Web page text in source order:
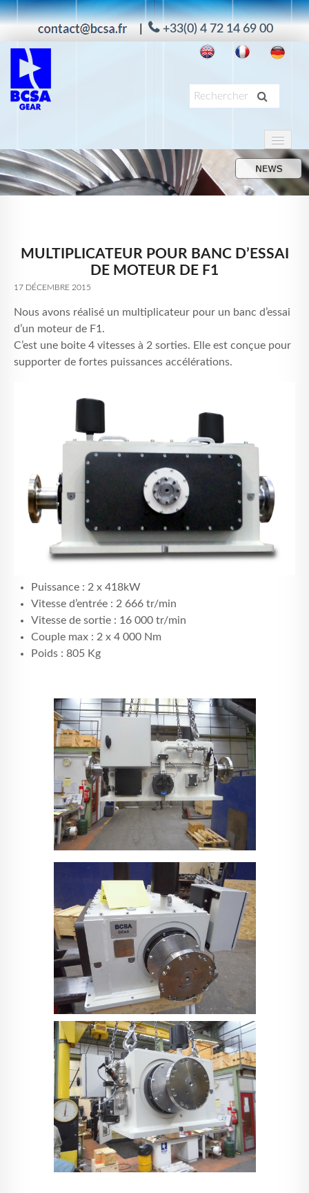
+33(0) 4 72 14 69 00
APPLICATIONS
SERVICES
MAAG
RECRUTEMENT
CONTACT
MULTIPLICATEUR POUR BANC D’ESSAI
DE MOTEUR DE F1
17 DÉCEMBRE 2015
Nous avons réalisé un multiplicateur pour un banc d’essai
d’un moteur de F1.
C’est une boite 4 vitesses à 2 sorties. Elle est conçue pour
supporter de fortes puissances accélérations.
Puissance : 2 x 418kW
Vitesse d’entrée : 2 666 tr/min
Vitesse de sortie : 16 000 tr/min
Couple max : 2 x 4 000 Nm
Poids : 805 Kg